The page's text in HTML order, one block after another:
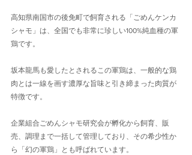
高知県南国市の後免町で飼育される「ごめんケンカ
シャモ」は、全国でも非常に珍しい100%純血種の軍
鶏です。
坂本龍馬も愛したとされるこの軍鶏は、一般的な鶏
肉とは一線を画す濃厚な旨味と引き締まった肉質が
特徴です。
企業組合ごめんシャモ研究会が孵化から飼育、販
売、調理まで一括して管理しており、その希少性か
ら「幻の軍鶏」とも呼ばれています。